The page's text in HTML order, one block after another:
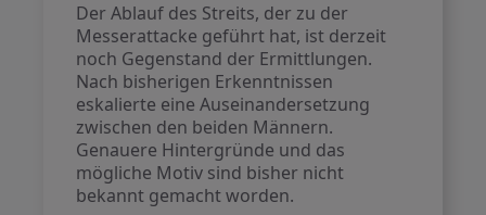
Der Ablauf des Streits, der zu der
Messerattacke geführt hat, ist derzeit
noch Gegenstand der Ermittlungen.
Nach bisherigen Erkenntnissen
eskalierte eine Auseinandersetzung
zwischen den beiden Männern.
Genauere Hintergründe und das
mögliche Motiv sind bisher nicht
bekannt gemacht worden.